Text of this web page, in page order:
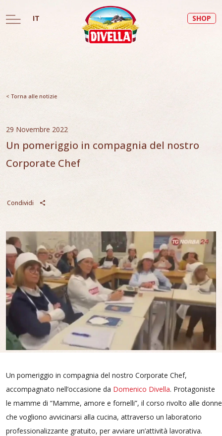
IT SHOP
< Torna alle notizie
29 Novembre 2022
Un pomeriggio in compagnia del nostro
Corporate Chef
Condividi
Un pomeriggio in compagnia del nostro Corporate Chef,
accompagnato nell’occasione da Domenico Divella. Protagoniste
le mamme di “Mamme, amore e fornelli”, il corso rivolto alle donne
che vogliono avvicinarsi alla cucina, attraverso un laboratorio
professionalizzante gratuito, per avviare un’attività lavorativa.